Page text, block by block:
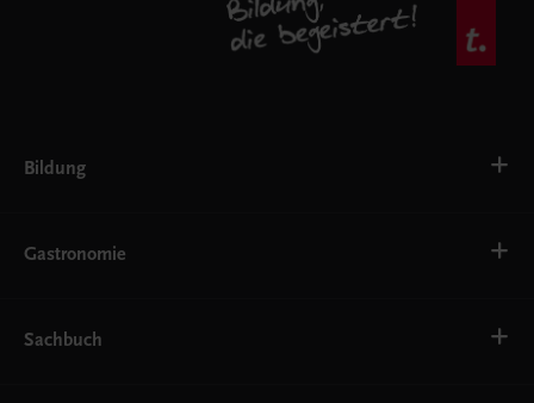
Bildung
AHS
EWF/ZWF
FW
Gastronomie
Getränke
Sachbuch